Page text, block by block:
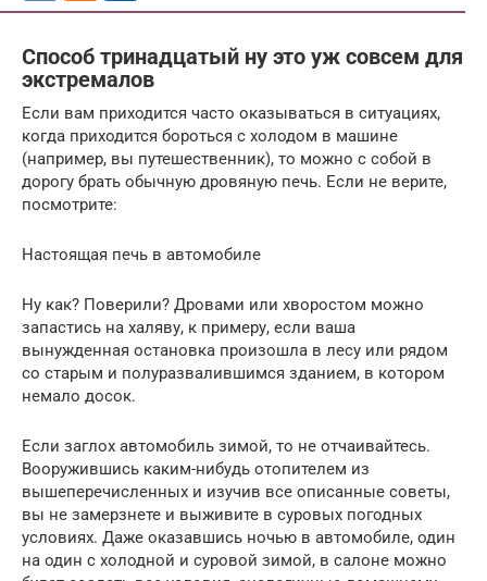
Способ тринадцатый ну это уж совсем для
экстремалов
Если вам приходится часто оказываться в ситуациях,
когда приходится бороться с холодом в машине
(например, вы путешественник), то можно с собой в
дорогу брать обычную дровяную печь. Если не верите,
посмотрите:
Настоящая печь в автомобиле
Ну как? Поверили? Дровами или хворостом можно
запастись на халяву, к примеру, если ваша
вынужденная остановка произошла в лесу или рядом
со старым и полуразвалившимся зданием, в котором
немало досок.
Если заглох автомобиль зимой, то не отчаивайтесь.
Вооружившись каким-нибудь отопителем из
вышеперечисленных и изучив все описанные советы,
вы не замерзнете и выживите в суровых погодных
условиях. Даже оказавшись ночью в автомобиле, один
на один с холодной и суровой зимой, в салоне можно